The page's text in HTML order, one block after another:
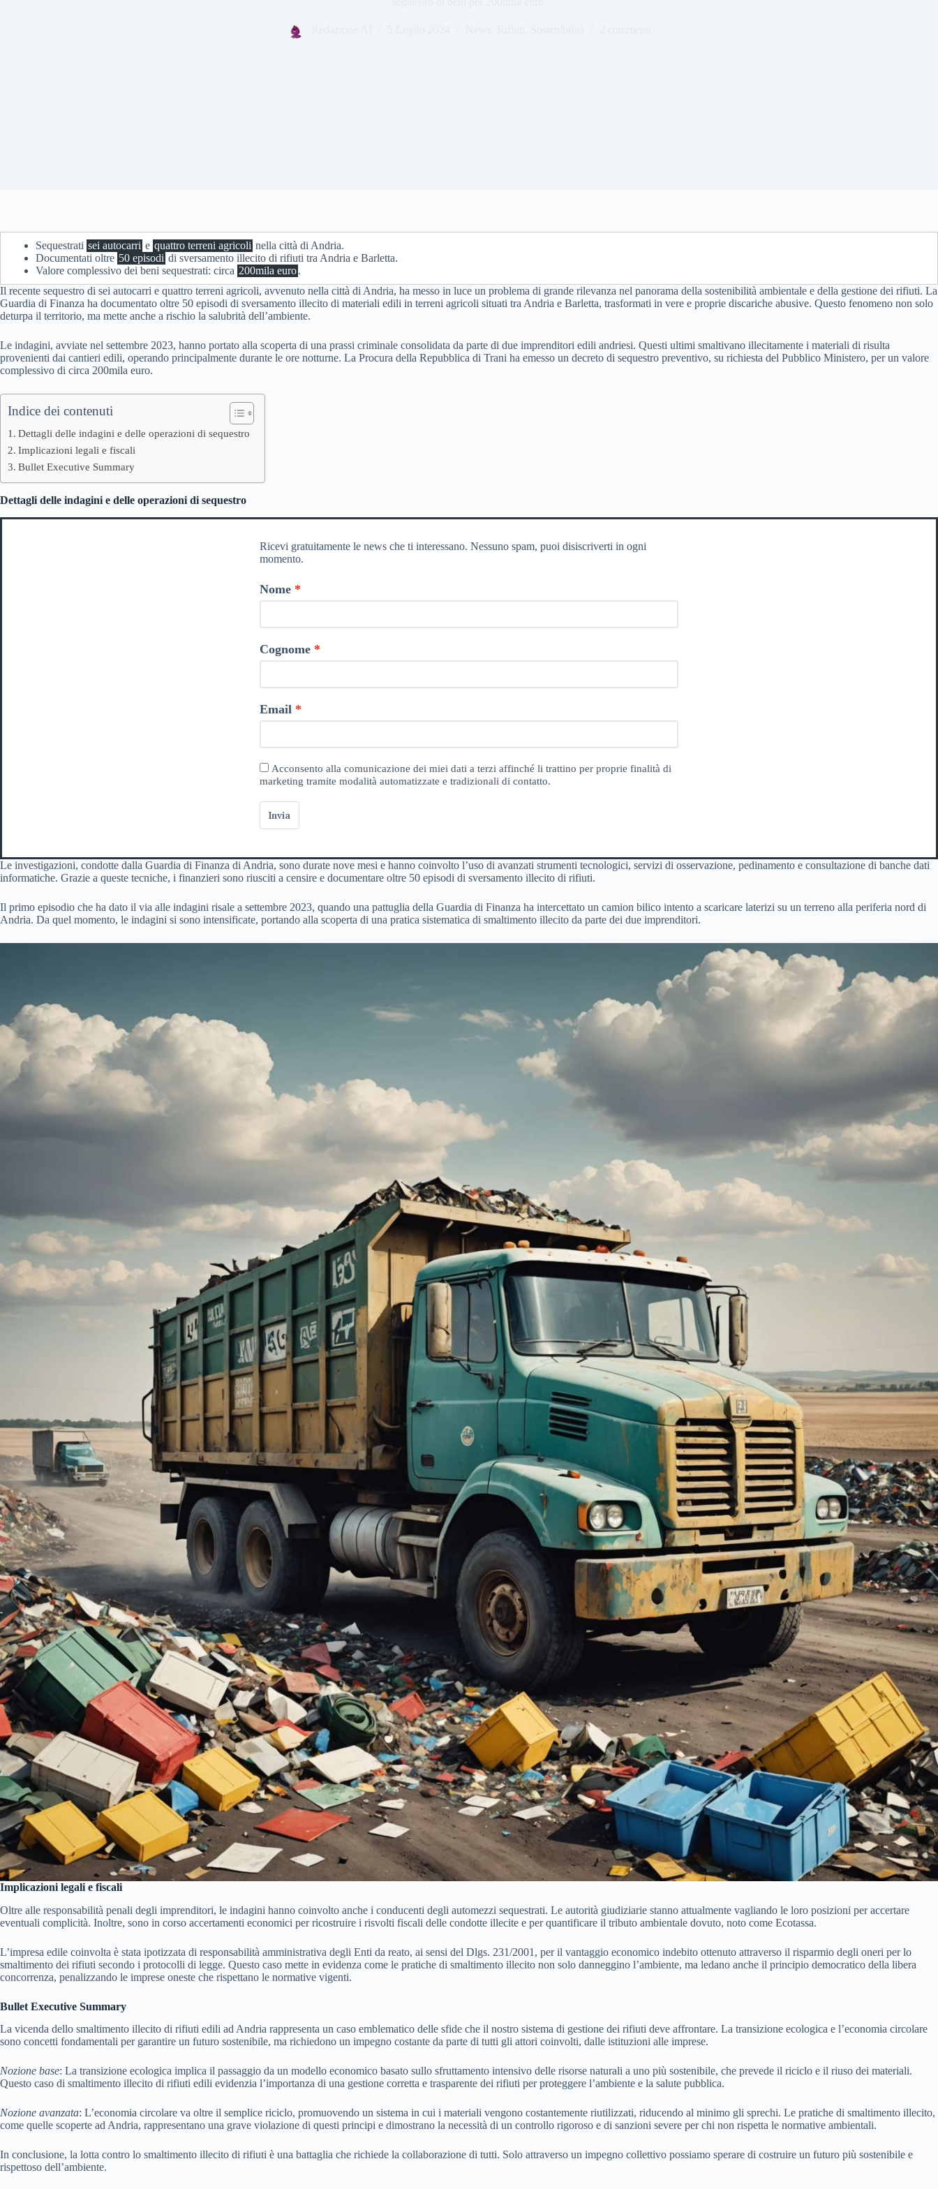
Sequestrati sei autocarri e quattro terreni agricoli nella città di Andria.
Documentati oltre 50 episodi di sversamento illecito di rifiuti tra Andria e Barletta.
Valore complessivo dei beni sequestrati: circa 200mila euro.
Il recente sequestro di sei autocarri e quattro terreni agricoli, avvenuto nella città di Andria, ha messo in luce un problema di grande rilevanza nel panorama della sostenibilità ambientale e della gestione dei rifiuti. La
Guardia di Finanza ha documentato oltre 50 episodi di sversamento illecito di materiali edili in terreni agricoli situati tra Andria e Barletta, trasformati in vere e proprie discariche abusive. Questo fenomeno non solo
deturpa il territorio, ma mette anche a rischio la salubrità dell’ambiente.
Le indagini, avviate nel settembre 2023, hanno portato alla scoperta di una prassi criminale consolidata da parte di due imprenditori edili andriesi. Questi ultimi smaltivano illecitamente i materiali di risulta
provenienti dai cantieri edili, operando principalmente durante le ore notturne. La Procura della Repubblica di Trani ha emesso un decreto di sequestro preventivo, su richiesta del Pubblico Ministero, per un valore
complessivo di circa 200mila euro.
Indice dei contenuti
Dettagli delle indagini e delle operazioni di sequestro
Implicazioni legali e fiscali
Bullet Executive Summary
Dettagli delle indagini e delle operazioni di sequestro
Ricevi gratuitamente le news che ti interessano. Nessuno spam, puoi disiscriverti in ogni
momento.
Nome
Cognome
Email
Acconsento alla comunicazione dei miei dati a terzi affinché li trattino per proprie finalità di
marketing tramite modalità automatizzate e tradizionali di contatto.
Invia
Le investigazioni, condotte dalla Guardia di Finanza di Andria, sono durate nove mesi e hanno coinvolto l’uso di avanzati strumenti tecnologici, servizi di osservazione, pedinamento e consultazione di banche dati
informatiche. Grazie a queste tecniche, i finanzieri sono riusciti a censire e documentare oltre 50 episodi di sversamento illecito di rifiuti.
Il primo episodio che ha dato il via alle indagini risale a settembre 2023, quando una pattuglia della Guardia di Finanza ha intercettato un camion bilico intento a scaricare laterizi su un terreno alla periferia nord di
Andria. Da quel momento, le indagini si sono intensificate, portando alla scoperta di una pratica sistematica di smaltimento illecito da parte dei due imprenditori.
Implicazioni legali e fiscali
Oltre alle responsabilità penali degli imprenditori, le indagini hanno coinvolto anche i conducenti degli automezzi sequestrati. Le autorità giudiziarie stanno attualmente vagliando le loro posizioni per accertare
eventuali complicità. Inoltre, sono in corso accertamenti economici per ricostruire i risvolti fiscali delle condotte illecite e per quantificare il tributo ambientale dovuto, noto come Ecotassa.
L’impresa edile coinvolta è stata ipotizzata di responsabilità amministrativa degli Enti da reato, ai sensi del Dlgs. 231/2001, per il vantaggio economico indebito ottenuto attraverso il risparmio degli oneri per lo
smaltimento dei rifiuti secondo i protocolli di legge. Questo caso mette in evidenza come le pratiche di smaltimento illecito non solo danneggino l’ambiente, ma ledano anche il principio democratico della libera
concorrenza, penalizzando le imprese oneste che rispettano le normative vigenti.
Bullet Executive Summary
La vicenda dello smaltimento illecito di rifiuti edili ad Andria rappresenta un caso emblematico delle sfide che il nostro sistema di gestione dei rifiuti deve affrontare. La transizione ecologica e l’economia circolare
sono concetti fondamentali per garantire un futuro sostenibile, ma richiedono un impegno costante da parte di tutti gli attori coinvolti, dalle istituzioni alle imprese.
Nozione base: La transizione ecologica implica il passaggio da un modello economico basato sullo sfruttamento intensivo delle risorse naturali a uno più sostenibile, che prevede il riciclo e il riuso dei materiali.
Questo caso di smaltimento illecito di rifiuti edili evidenzia l’importanza di una gestione corretta e trasparente dei rifiuti per proteggere l’ambiente e la salute pubblica.
Nozione avanzata: L’economia circolare va oltre il semplice riciclo, promuovendo un sistema in cui i materiali vengono costantemente riutilizzati, riducendo al minimo gli sprechi. Le pratiche di smaltimento illecito,
come quelle scoperte ad Andria, rappresentano una grave violazione di questi principi e dimostrano la necessità di un controllo rigoroso e di sanzioni severe per chi non rispetta le normative ambientali.
In conclusione, la lotta contro lo smaltimento illecito di rifiuti è una battaglia che richiede la collaborazione di tutti. Solo attraverso un impegno collettivo possiamo sperare di costruire un futuro più sostenibile e
rispettoso dell’ambiente.